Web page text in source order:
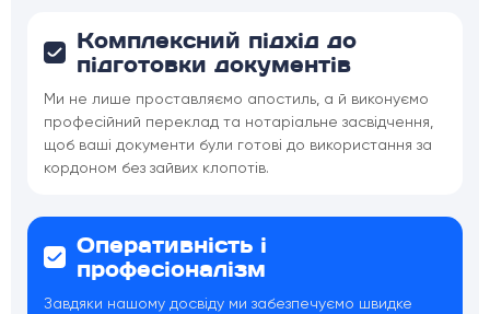
Комплексний підхід до
підготовки документів
Ми не лише проставляємо апостиль, а й виконуємо
професійний переклад та нотаріальне засвідчення,
щоб ваші документи були готові до використання за
кордоном без зайвих клопотів.
Оперативність і
професіоналізм
Завдяки нашому досвіду ми забезпечуємо швидке